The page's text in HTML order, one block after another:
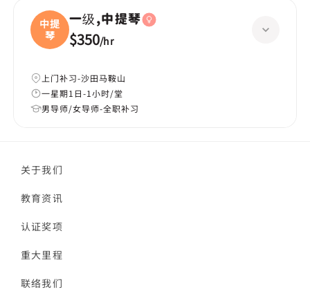
中提
琴
一级,中提琴
$350/hr
上门补习-沙田马鞍山
一星期1日-1小时/堂
男导师/女导师-全职补习
关于我们
教育资讯
认证奖项
重大里程
联络我们